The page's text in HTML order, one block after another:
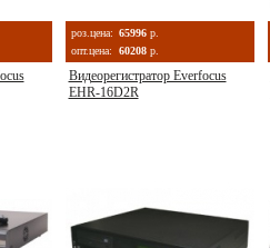
роз.цена: 65996 р.
опт.цена:
60208 р.
Видеорегистратор Everfocus
EHR-16D2R